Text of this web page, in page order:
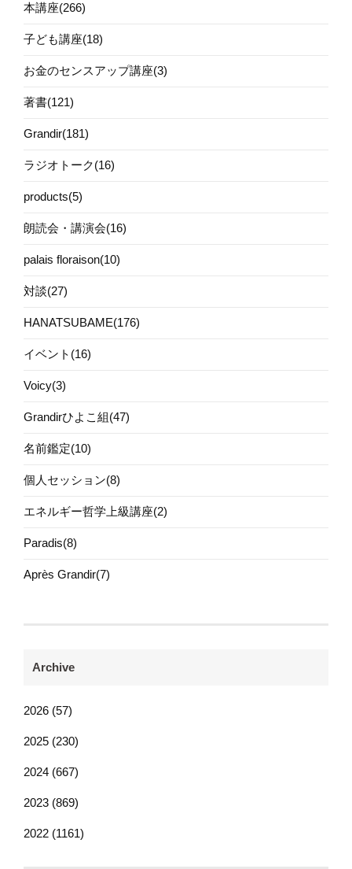
本講座(266)
子ども講座(18)
お金のセンスアップ講座(3)
著書(121)
Grandir(181)
ラジオトーク(16)
products(5)
朗読会・講演会(16)
palais floraison(10)
対談(27)
HANATSUBAME(176)
イベント(16)
Voicy(3)
Grandirひよこ組(47)
名前鑑定(10)
個人セッション(8)
エネルギー哲学上級講座(2)
Paradis(8)
Après Grandir(7)
Archive
2026 (57)
2025 (230)
2024 (667)
2023 (869)
2022 (1161)